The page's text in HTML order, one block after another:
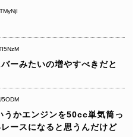
ーみたいの増やすべきだと
うかエンジンを50cc単気筒っ
ースになると思うんだけど